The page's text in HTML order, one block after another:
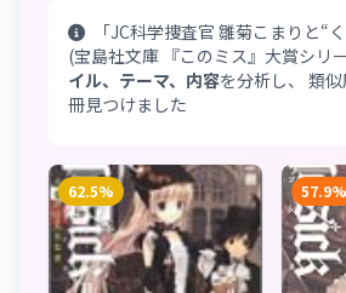
「JC科学捜査官 雛菊こまりと“
(宝島社文庫 『このミス』大賞シリ
イル、テーマ、内容を分析し、 類
冊見つけました
62.5% 57.9%